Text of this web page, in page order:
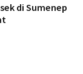
di Sumenep